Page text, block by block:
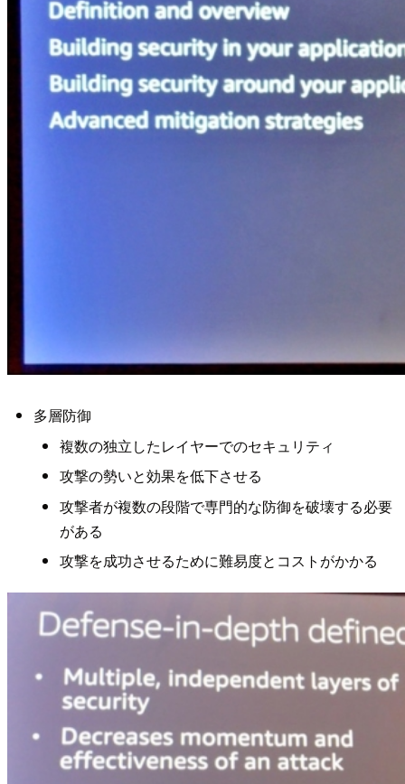
多層防御
複数の独立したレイヤーでのセキュリティ
攻撃の勢いと効果を低下させる
攻撃者が複数の段階で専門的な防御を破壊する必要
がある
攻撃を成功させるために難易度とコストがかかる